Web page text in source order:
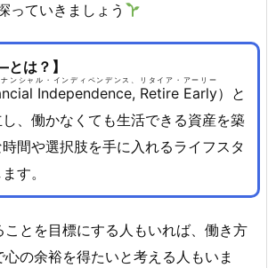
っていきましょう
は？】
Independence, Retire Early
ナンシャル・インディペンデンス、リタイア・アーリー
）と
、働かなくても生活できる資産を築
間や選択肢を手に入れるライフスタ
す。
ことを目標にする人もいれば、働き方
の余裕を得たいと考える人もいま